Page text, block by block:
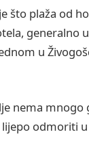
što plaža od
generalno
u
nema
odmoriti